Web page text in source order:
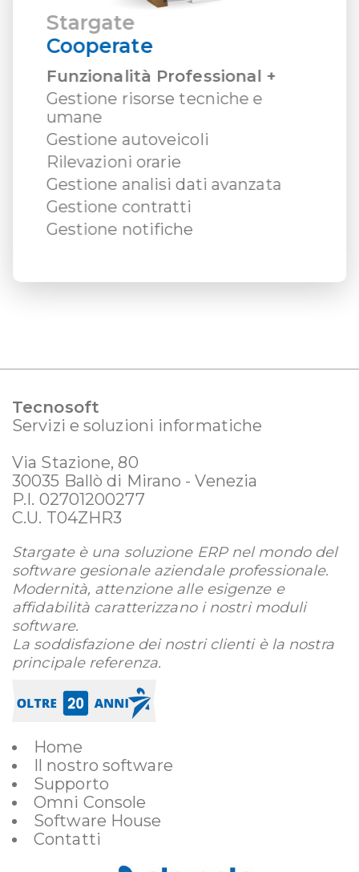
Stargate
Cooperate
Funzionalità Professional +
Gestione risorse tecniche e
umane
Gestione autoveicoli
Rilevazioni orarie
Gestione analisi dati avanzata
Gestione contratti
Gestione notifiche
Tecnosoft
Servizi e soluzioni informatiche
Via Stazione, 80
30035 Ballò di Mirano - Venezia
P.I. 02701200277
C.U. T04ZHR3
Stargate è una soluzione ERP nel mondo del
software gesionale aziendale professionale.
Modernità, attenzione alle esigenze e
affidabilità caratterizzano i nostri moduli
software.
La soddisfazione dei nostri clienti è la nostra
principale referenza.
Home
Il nostro software
Supporto
Omni Console
Software House
Contatti